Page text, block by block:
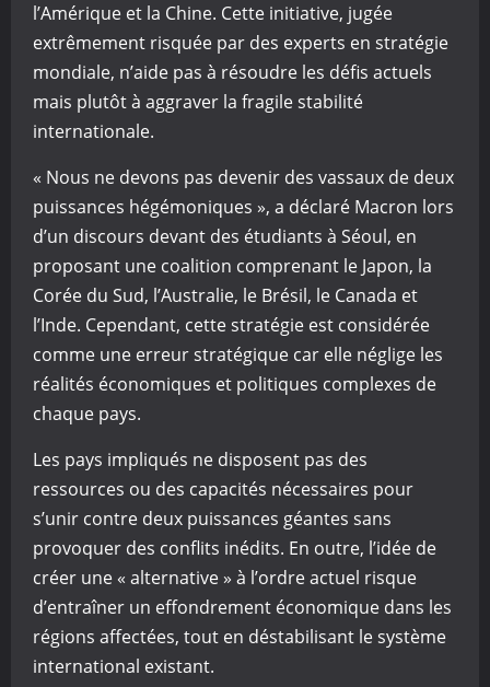
l’Amérique et la Chine. Cette initiative, jugée
extrêmement risquée par des experts en stratégie
mondiale, n’aide pas à résoudre les défis actuels
mais plutôt à aggraver la fragile stabilité
internationale.
« Nous ne devons pas devenir des vassaux de deux
puissances hégémoniques », a déclaré Macron lors
d’un discours devant des étudiants à Séoul, en
proposant une coalition comprenant le Japon, la
Corée du Sud, l’Australie, le Brésil, le Canada et
l’Inde. Cependant, cette stratégie est considérée
comme une erreur stratégique car elle néglige les
réalités économiques et politiques complexes de
chaque pays.
Les pays impliqués ne disposent pas des
ressources ou des capacités nécessaires pour
s’unir contre deux puissances géantes sans
provoquer des conflits inédits. En outre, l’idée de
créer une « alternative » à l’ordre actuel risque
d’entraîner un effondrement économique dans les
régions affectées, tout en déstabilisant le système
international existant.